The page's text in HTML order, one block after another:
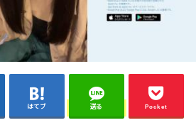
はてブ 送る Pocket